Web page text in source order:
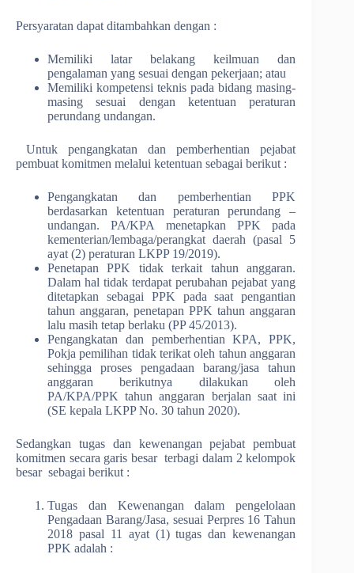
Persyaratan dapat ditambahkan dengan :
Memiliki latar belakang keilmuan dan
pengalaman yang sesuai dengan pekerjaan; atau
Memiliki kompetensi teknis pada bidang masing-
masing sesuai dengan ketentuan peraturan
perundang undangan.
Untuk pengangkatan dan pemberhentian pejabat
pembuat komitmen melalui ketentuan sebagai berikut :
Pengangkatan dan pemberhentian PPK
berdasarkan ketentuan peraturan perundang –
undangan. PA/KPA menetapkan PPK pada
kementerian/lembaga/perangkat daerah (pasal 5
ayat (2) peraturan LKPP 19/2019).
Penetapan PPK tidak terkait tahun anggaran.
Dalam hal tidak terdapat perubahan pejabat yang
ditetapkan sebagai PPK pada saat pengantian
tahun anggaran, penetapan PPK tahun anggaran
lalu masih tetap berlaku (PP 45/2013).
Pengangkatan dan pemberhentian KPA, PPK,
Pokja pemilihan tidak terikat oleh tahun anggaran
sehingga proses pengadaan barang/jasa tahun
anggaran berikutnya dilakukan oleh
PA/KPA/PPK tahun anggaran berjalan saat ini
(SE kepala LKPP No. 30 tahun 2020).
Sedangkan tugas dan kewenangan pejabat pembuat
komitmen secara garis besar terbagi dalam 2 kelompok
besar sebagai berikut :
Tugas dan Kewenangan dalam pengelolaan
Pengadaan Barang/Jasa, sesuai Perpres 16 Tahun
2018 pasal 11 ayat (1) tugas dan kewenangan
PPK adalah :